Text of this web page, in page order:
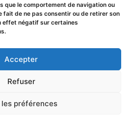
que le comportement de navigation ou
fait de ne pas consentir ou de retirer son
effet négatif sur certaines
Accepter
Refuser
les préférences
de Défense